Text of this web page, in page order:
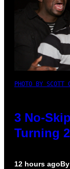
PHOTO BY SCOTT
3 No-
Turning
12 hours agoBy